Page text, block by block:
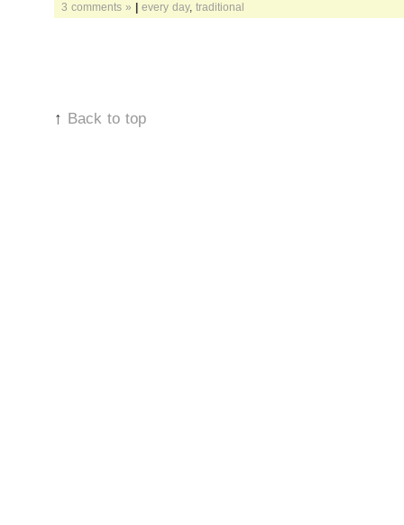
3 comments » | every day, traditional
↑ Back to top